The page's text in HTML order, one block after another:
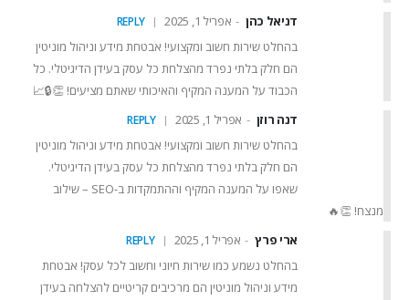
דניאל כהן
אפריל 1, 2025 REPLY
בהחלט שירות חשוב ומקצועי! אבטחת מידע וניהול מוניטין
הם חלק בלתי נפרד מהצלחת כל עסק בעידן הדיגיטלי. כל
הכבוד על המענה המקיף והאיכותי שאתם מציעים! 👏🔒📈
דנה רוזן
אפריל 1, 2025 REPLY
בהחלט שירות חשוב ומקצועי! אבטחת מידע וניהול מוניטין
הם חלק בלתי נפרד מהצלחת כל עסק בעידן הדיגיטלי.
שאפו על המענה המקיף וההתמקדות ב-SEO – שילוב
מנצח! 👏🔥
ארי פרץ
אפריל 1, 2025 REPLY
בהחלט נשמע כמו שירות חיוני וחשוב לכל עסק! אבטחת
מידע וניהול מוניטין הם מרכיבים קריטיים להצלחה בעידן